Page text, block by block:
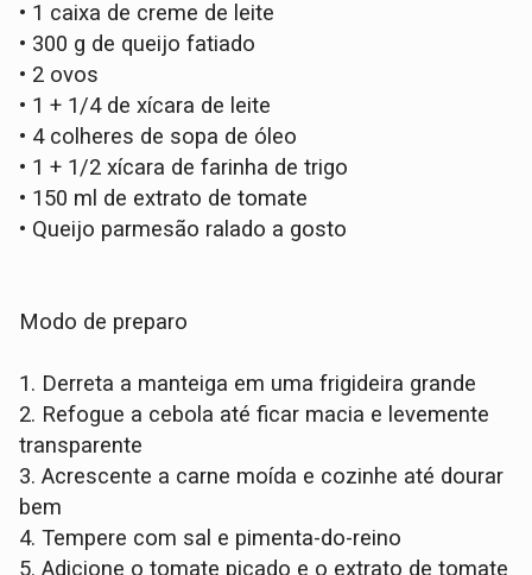
• 1 caixa de creme de leite
• 300 g de queijo fatiado
• 2 ovos
• 1 + 1/4 de xícara de leite
• 4 colheres de sopa de óleo
• 1 + 1/2 xícara de farinha de trigo
• 150 ml de extrato de tomate
• Queijo parmesão ralado a gosto
Modo de preparo
1. Derreta a manteiga em uma frigideira grande
2. Refogue a cebola até ficar macia e levemente
transparente
3. Acrescente a carne moída e cozinhe até dourar
bem
4. Tempere com sal e pimenta-do-reino
5. Adicione o tomate picado e o extrato de tomate